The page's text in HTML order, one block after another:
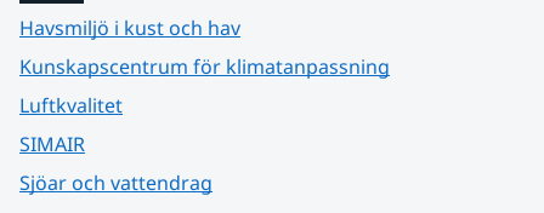
Havsmiljö i kust och hav
Kunskapscentrum för klimatanpassning
Luftkvalitet
SIMAIR
Sjöar och vattendrag